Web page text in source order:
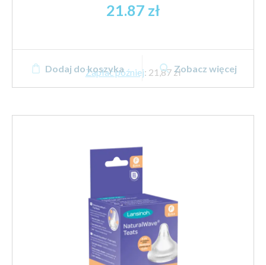
21.87 zł
Zapłać później: 21,87 zł
Dodaj do koszyka Zobacz więcej